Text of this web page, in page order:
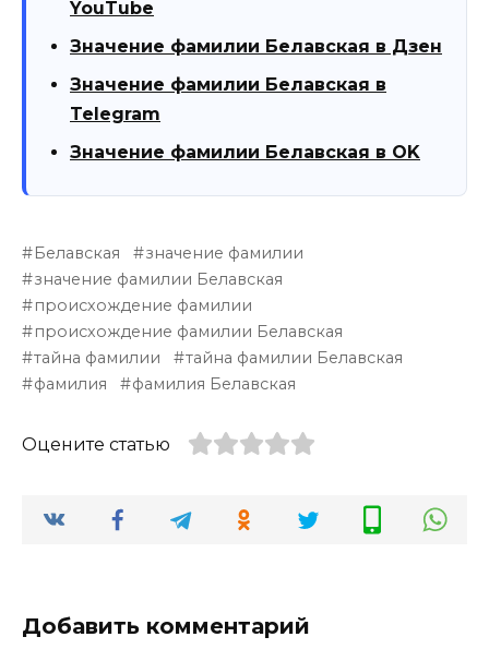
YouTube
Значение фамилии Белавская в Дзен
Значение фамилии Белавская в
Telegram
Значение фамилии Белавская в OK
Белавская
значение фамилии
значение фамилии Белавская
происхождение фамилии
происхождение фамилии Белавская
тайна фамилии
тайна фамилии Белавская
фамилия
фамилия Белавская
Оцените статью
Добавить комментарий